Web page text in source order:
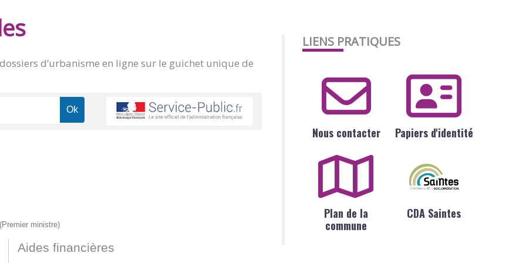
d’urbanisme en ligne sur le guichet unique de
ministre)
Aides financières
LIENS PRATIQUES
Nous contacter Papiers d'identité
Plan de la
commune
CDA Saintes